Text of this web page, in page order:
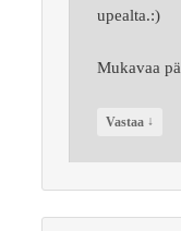
upealta.:)
Mukavaa
Vastaa ↓